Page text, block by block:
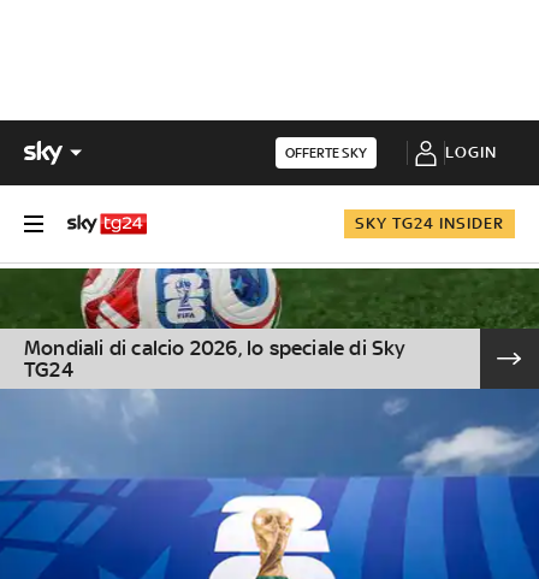
OFFERTE SKY LOGIN
SKY TG24 INSIDER
Mondiali di calcio 2026, lo speciale di Sky
TG24